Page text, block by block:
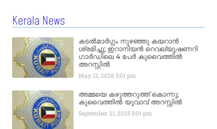
Kerala News
കടൽമാർഗ്ഗം നുഴഞ്ഞു കയറാൻ
ശ്രമിച്ചു; ഇറാനിയൻ റെവല്യൂഷണറി
ഗാർഡിലെ 4 പേർ കുവൈത്തിൽ
അറസ്റ്റിൽ
May 12, 20265:01 pm
അമ്മയെ കഴുത്തറുത്ത് കൊന്നു;
കുവൈത്തിൽ യുവാവ് അറസ്റ്റിൽ
September 21, 20255:01 pm